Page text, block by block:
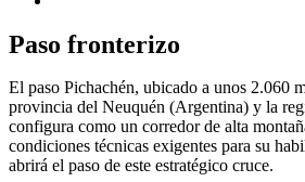
Paso fronterizo
El paso Pichachén, ubicado a unos 2.060
provincia del Neuquén (Argentina) y la
configura como un corredor de alta
condiciones técnicas exigentes para su
abrirá el paso de este estratégico cruce.